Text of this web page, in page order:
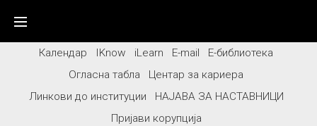
contentКалендар IKnow iLearn E-mail
Е-библиотека
Огласна табла
Центар за кариера
Линкови до институции
НАЈАВА ЗА НАСТАВНИЦИ
Пријави корупција